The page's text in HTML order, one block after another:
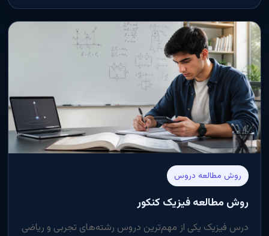
روش مطالعه دروس
روش مطالعه فیزیک کنکور
درس فیزیک یکی از مهم‌ترین دروس رشته‌های تجربی و ریاضی